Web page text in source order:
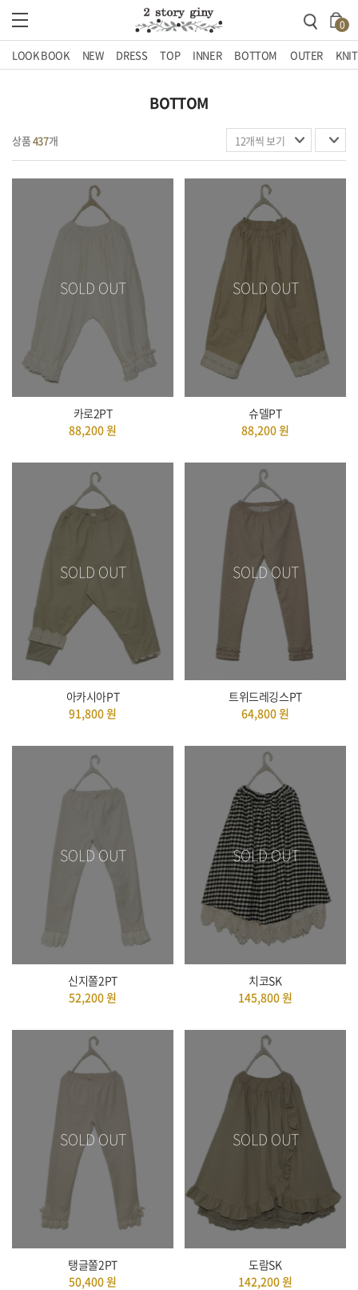
0
LOOK BOOK NEW DRESS TOP INNER BOTTOM OUTER KNIT
BOTTOM
상품437개
SOLD OUT
카로2PT
88,200원
SOLD OUT
슈델PT
88,200원
SOLD OUT
아카시아PT
91,800원
SOLD OUT
트위드레깅스PT
64,800원
SOLD OUT
신지쫄2PT
52,200원
SOLD OUT
치코SK
145,800원
SOLD OUT
탱글쫄2PT
50,400원
SOLD OUT
도람SK
142,200원